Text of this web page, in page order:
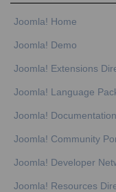
Joomla! Home
Joomla! Demo
Joomla! Extensions
Joomla! Language
Joomla!
Joomla! Community
Joomla! Developer
Joomla! Resources